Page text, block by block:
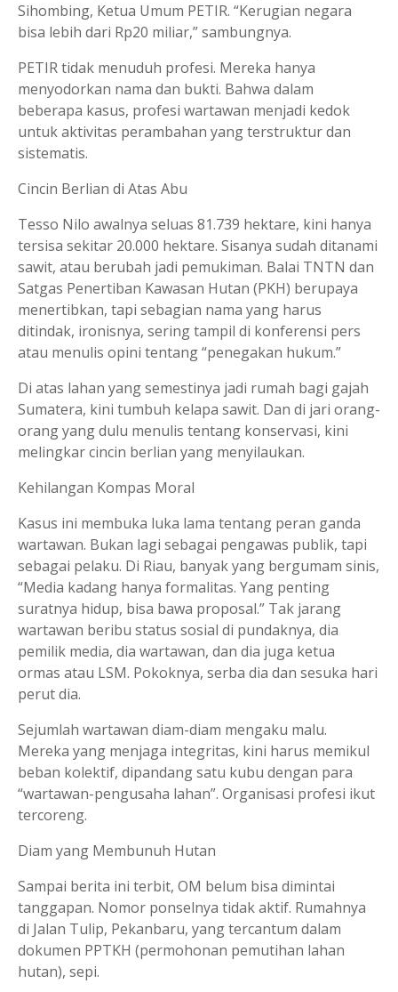
Sihombing, Ketua Umum PETIR. “Kerugian negara
bisa lebih dari Rp20 miliar,” sambungnya.
PETIR tidak menuduh profesi. Mereka hanya
menyodorkan nama dan bukti. Bahwa dalam
beberapa kasus, profesi wartawan menjadi kedok
untuk aktivitas perambahan yang terstruktur dan
sistematis.
Cincin Berlian di Atas Abu
Tesso Nilo awalnya seluas 81.739 hektare, kini hanya
tersisa sekitar 20.000 hektare. Sisanya sudah ditanami
sawit, atau berubah jadi pemukiman. Balai TNTN dan
Satgas Penertiban Kawasan Hutan (PKH) berupaya
menertibkan, tapi sebagian nama yang harus
ditindak, ironisnya, sering tampil di konferensi pers
atau menulis opini tentang “penegakan hukum.”
Di atas lahan yang semestinya jadi rumah bagi gajah
Sumatera, kini tumbuh kelapa sawit. Dan di jari orang-
orang yang dulu menulis tentang konservasi, kini
melingkar cincin berlian yang menyilaukan.
Kehilangan Kompas Moral
Kasus ini membuka luka lama tentang peran ganda
wartawan. Bukan lagi sebagai pengawas publik, tapi
sebagai pelaku. Di Riau, banyak yang bergumam sinis,
“Media kadang hanya formalitas. Yang penting
suratnya hidup, bisa bawa proposal.” Tak jarang
wartawan beribu status sosial di pundaknya, dia
pemilik media, dia wartawan, dan dia juga ketua
ormas atau LSM. Pokoknya, serba dia dan sesuka hari
perut dia.
Sejumlah wartawan diam-diam mengaku malu.
Mereka yang menjaga integritas, kini harus memikul
beban kolektif, dipandang satu kubu dengan para
“wartawan-pengusaha lahan”. Organisasi profesi ikut
tercoreng.
Diam yang Membunuh Hutan
Sampai berita ini terbit, OM belum bisa dimintai
tanggapan. Nomor ponselnya tidak aktif. Rumahnya
di Jalan Tulip, Pekanbaru, yang tercantum dalam
dokumen PPTKH (permohonan pemutihan lahan
hutan), sepi.